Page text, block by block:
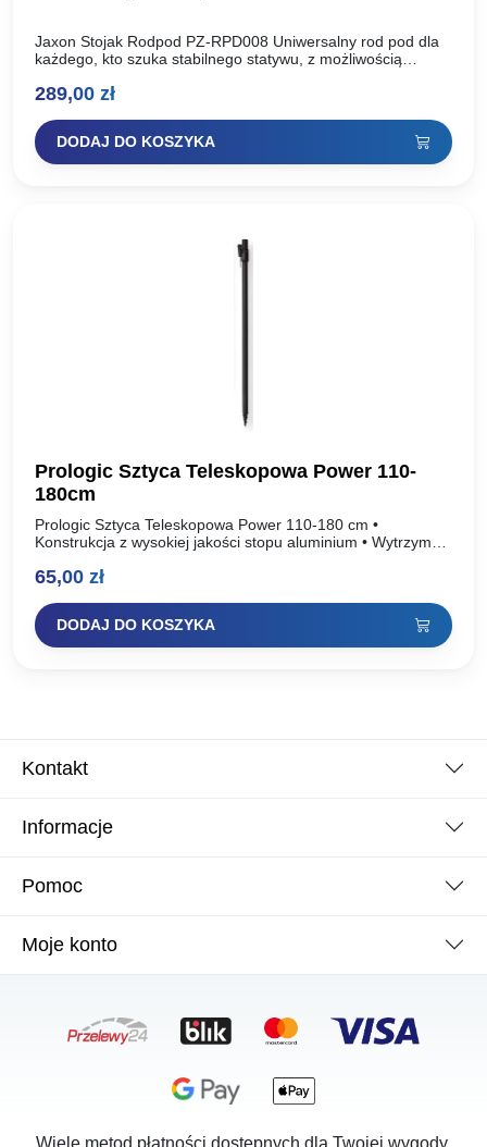
Jaxon Stojak Rodpod PZ-RPD008 Uniwersalny rod pod dla
każdego, kto szuka stabilnego statywu, z możliwością
można regulować…
289,00 zł
DODAJ DO KOSZYKA
Prologic Sztyca Teleskopowa Power 110-
180cm
Prologic Sztyca Teleskopowa Power 110-180 cm •
Konstrukcja z wysokiej jakości stopu aluminium • Wytrzymała
Mała…
65,00 zł
DODAJ DO KOSZYKA
Kontakt
Informacje
Pomoc
Moje konto
Wiele metod płatności dostępnych dla Twojej wygody.